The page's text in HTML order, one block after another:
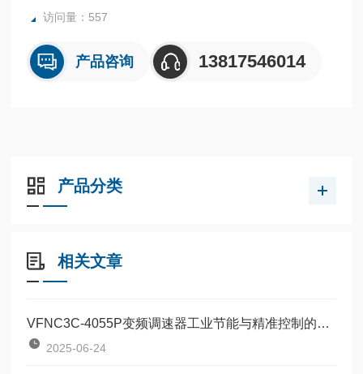
访问量：557
产品咨询 13817546014
产品分类
相关文章
VFNC3C-4055P变频调速器工业节能与精准控制的革新产品
2025-06-24